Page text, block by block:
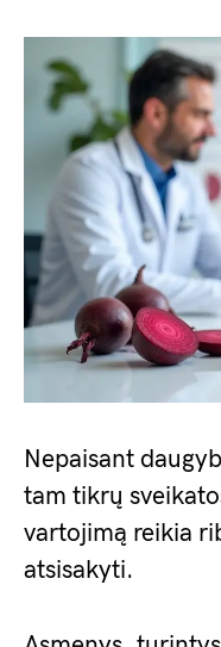
Nepaisant
tam tikrų
vartojimą reikia
atsisakyti.